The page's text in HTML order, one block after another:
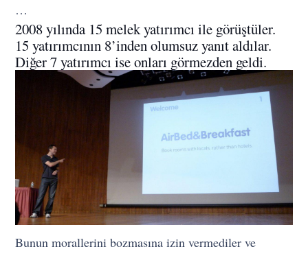
…
2008 yılında 15 melek yatırımcı ile görüştüler.
15 yatırımcının 8’inden olumsuz yanıt aldılar.
Diğer 7 yatırımcı ise onları görmezden geldi.
Bunun morallerini bozmasına izin vermediler ve